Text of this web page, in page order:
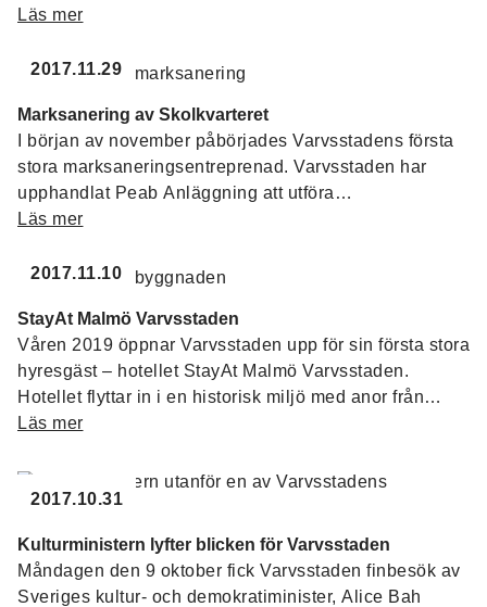
valde vi en av Sveriges mest prisbelönta
före detta administrationsbyggnaden till ett modernt
Läs mer
2017.11.29
Marksanering av Skolkvarteret
I början av november påbörjades Varvsstadens första
stora marksaneringsentreprenad. Varvsstaden har
upphandlat Peab Anläggning att utföra
marksaneringen som omfattar ca 30 000 kvm i
pågå till april 2018.
Läs mer
2017.11.10
StayAt Malmö Varvsstaden
Våren 2019 öppnar Varvsstaden upp för sin första stora
hyresgäst – hotellet StayAt Malmö Varvsstaden.
Hotellet flyttar in i en historisk miljö med anor från
Kockumstiden.
Läs mer
2017.10.31
Kulturministern lyfter blicken för Varvsstaden
Måndagen den 9 oktober fick Varvsstaden finbesök av
Sveriges kultur- och demokratiminister, Alice Bah